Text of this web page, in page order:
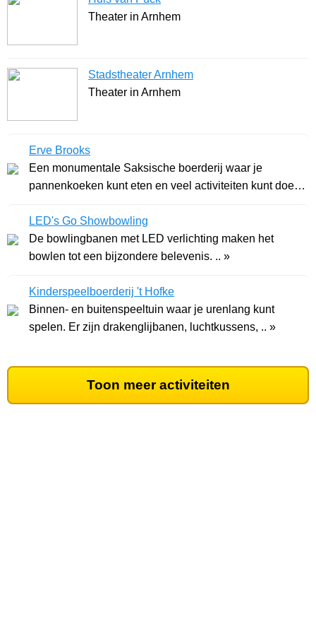
Theater in Arnhem
Stadstheater Arnhem
Theater in Arnhem
Erve Brooks
Een monumentale Saksische boerderij waar je
pannenkoeken kunt eten en veel activiteiten kunt doen.
LED's Go Showbowling
De bowlingbanen met LED verlichting maken het
bowlen tot een bijzondere belevenis. .. »
Kinderspeelboerderij 't Hofke
Binnen- en buitenspeeltuin waar je urenlang kunt
spelen. Er zijn drakenglijbanen, luchtkussens, .. »
Toon meer activiteiten